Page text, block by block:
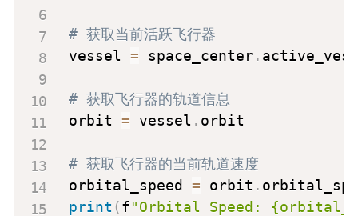
# 获取当前活跃飞行器
vessel = space_center.
# 获取飞行器的轨道信息
orbit = vessel . orbit
# 获取飞行器的当前轨道速度
orbital_speed = orbit .
print (f"Orbital Speed: